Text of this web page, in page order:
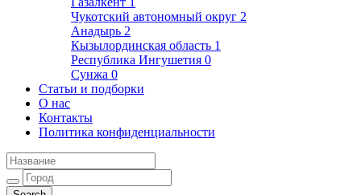
Чукотский автономный округ 2
Анадырь 2
Кызылординская область 1
Республика Ингушетия 0
Сунжа 0
Статьи и подборки
О нас
Контакты
Политика конфиденциальности